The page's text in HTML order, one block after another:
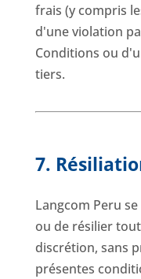
frais (y compris
d'une violation
Conditions ou
tiers.
7.
Langcom Peru
ou de résilier
discrétion, sans
présentes